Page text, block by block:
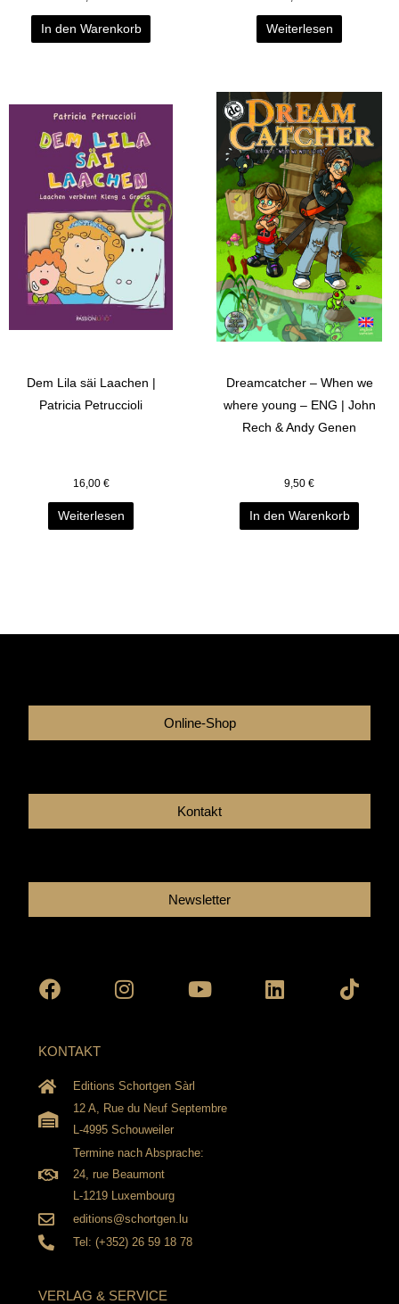
In den Warenkorb Weiterlesen
Dem Lila säi Laachen |
Patricia Petruccioli
16,00 €
Weiterlesen
Dreamcatcher – When we
where young – ENG | John
Rech & Andy Genen
9,50 €
In den Warenkorb
Online-Shop
Kontakt
Newsletter
KONTAKT
Editions Schortgen Sàrl
12 A, Rue du Neuf Septembre
L-4995 Schouweiler
Termine nach Absprache:
24, rue Beaumont
L-1219 Luxembourg
editions@schortgen.lu
Tel: (+352) 26 59 18 78
VERLAG & SERVICE